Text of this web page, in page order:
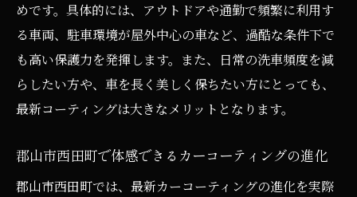
新しいカーコーティングを選ぶなら知っておき
たい基礎知識
カーコーティング新商品の種類と基本性能
を解説
比較
めです。具体的には、アウトドアや通勤で頻繁に利用す
る車両、駐車環境が屋外中心の車など、過酷な条件下で
も高い保護力を発揮します。また、日常の洗車頻度を減
らしたい方や、車を長く美しく保ちたい方にとっても、
最新コーティングは大きなメリットとなります。
郡山市西田町で体感できるカーコーティングの進化
郡山市西田町では、最新カーコーティングの進化を実際